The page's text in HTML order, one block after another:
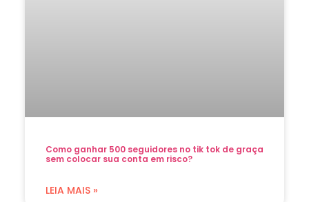
Como ganhar 500 seguidores no tik tok de graça
sem colocar sua conta em risco?
LEIA MAIS »